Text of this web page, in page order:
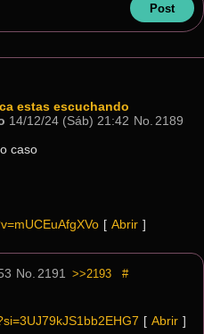
estas escuchando
14/12/24 (Sáb) 21:42 No. 2189
caso
[ Abrir ]
No. 2191 >>2193 #
[ Abrir ]